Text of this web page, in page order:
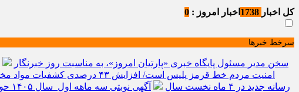
کل اخبار اخبار امروز : 0
سرخط خبرها
سخن مدیر مسئول پایگاه خبری «پارتیان امروز»، به مناسبت روز خبرنگار
امنیت مردم خط قرمز پلیس است/ افزایش ۴۳ درصدی کشفیات مواد مخدر و رشد ۶۸ درصدی کشف سرقت در خراسان شمالی
رسانه جدید در ۴ ماه نخست سال
آگهی نوبتی سه ماهه اول سال ۱۴۰۵ حوزه ثبتی جاجرم